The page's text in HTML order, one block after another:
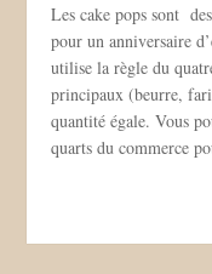
Les cake pops sont
pour un anniversaire
utilise la règle du
principaux (beurre,
quantité égale. Vous
quarts du commerce